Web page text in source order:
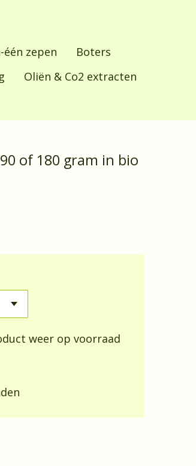
één zepen
Boters
Oliën & Co2 extracten
of 180 gram in bio
weer op voorraad